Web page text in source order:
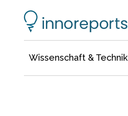
Wissenschaft & Technik